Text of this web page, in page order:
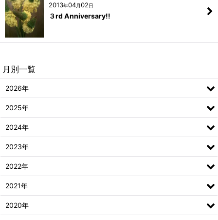
2013年04月02日
３rd Anniversary!!
月別一覧
2026年
2025年
2024年
2023年
2022年
2021年
2020年